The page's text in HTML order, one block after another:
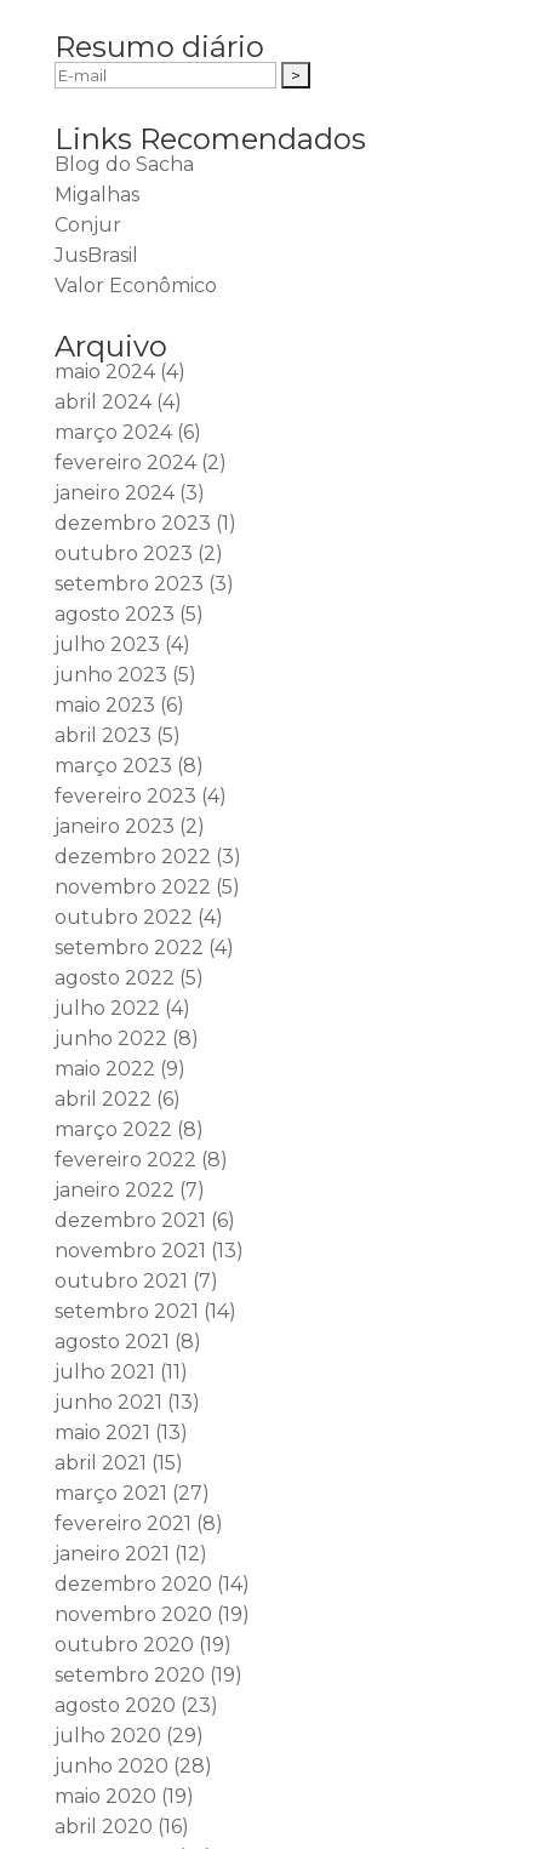
Resumo diário
Links Recomendados
Blog do Sacha
Migalhas
Conjur
JusBrasil
Valor Econômico
Arquivo
maio 2024(4)
abril 2024(4)
março 2024(6)
fevereiro 2024(2)
janeiro 2024(3)
dezembro 2023 (1)
outubro 2023 (2)
setembro 2023 (3)
agosto 2023 (5)
julho 2023 (4)
junho 2023 (5)
maio 2023 (6)
abril 2023 (5)
março 2023 (8)
fevereiro 2023 (4)
janeiro 2023 (2)
dezembro 2022 (3)
novembro 2022 (5)
outubro 2022 (4)
setembro 2022 (4)
agosto 2022 (5)
julho 2022 (4)
junho 2022 (8)
maio 2022 (9)
abril 2022 (6)
março 2022 (8)
fevereiro 2022 (8)
janeiro 2022 (7)
dezembro 2021 (6)
novembro 2021 (13)
outubro 2021 (7)
setembro 2021 (14)
agosto 2021 (8)
julho 2021 (11)
junho 2021 (13)
maio 2021 (13)
abril 2021 (15)
março 2021 (27)
fevereiro 2021 (8)
janeiro 2021 (12)
dezembro 2020 (14)
novembro 2020 (19)
outubro 2020 (19)
setembro 2020 (19)
agosto 2020 (23)
julho 2020 (29)
junho 2020 (28)
maio 2020 (19)
abril 2020 (16)